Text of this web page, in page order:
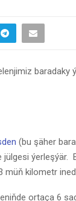
baradaky
(bu şäher
ýerleşýär.
kilometr
ortaça 6